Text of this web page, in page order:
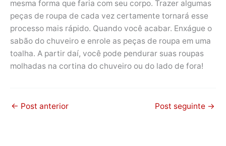
mesma forma que faria com seu corpo. Trazer algumas
peças de roupa de cada vez certamente tornará esse
processo mais rápido. Quando você acabar. Enxágue o
sabão do chuveiro e enrole as peças de roupa em uma
toalha. A partir daí, você pode pendurar suas roupas
molhadas na cortina do chuveiro ou do lado de fora!
← Post anterior Post seguinte →